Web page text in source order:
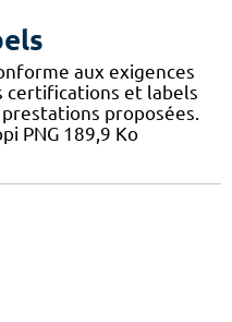
aux exigences
certifications et labels
proposées.
PNG 189,9 Ko